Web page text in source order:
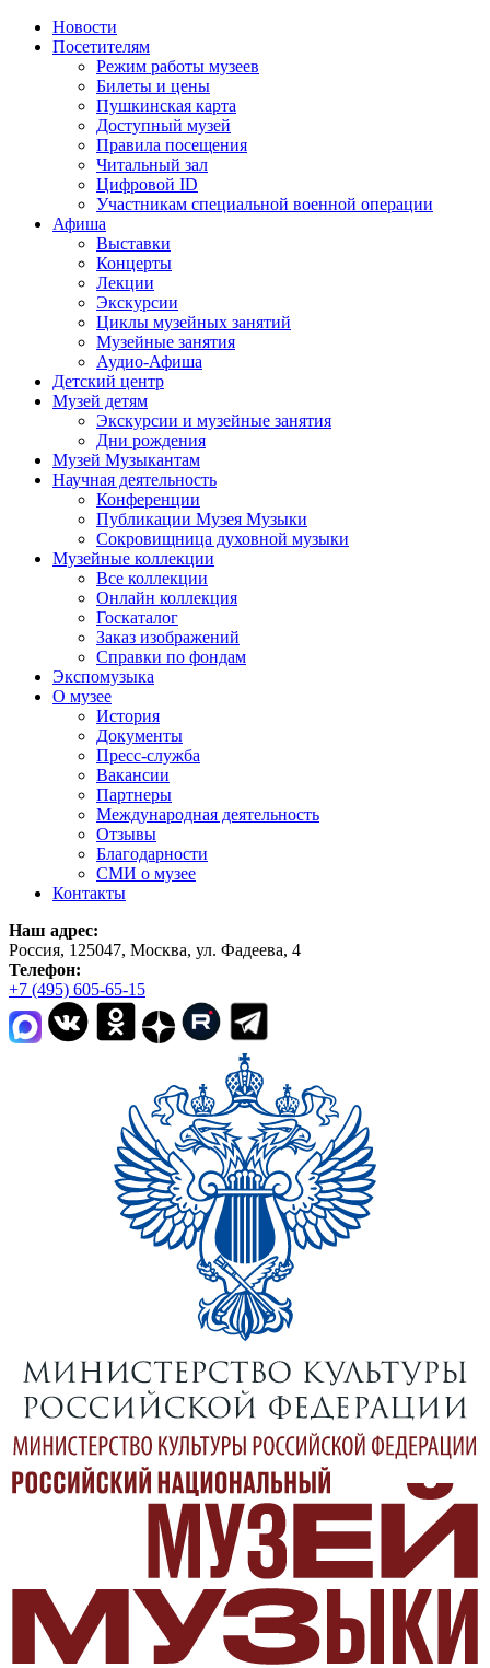
Новости
Посетителям
Режим работы музеев
Билеты и цены
Пушкинская карта
Доступный музей
Правила посещения
Читальный зал
Цифровой ID
Участникам специальной военной операции
Афиша
Выставки
Концерты
Лекции
Экскурсии
Циклы музейных занятий
Музейные занятия
Аудио-Афиша
Детский центр
Музей детям
Экскурсии и музейные занятия
Дни рождения
Музей Музыкантам
Научная деятельность
Конференции
Публикации Музея Музыки
Сокровищница духовной музыки
Музейные коллекции
Все коллекции
Онлайн коллекция
Госкаталог
Заказ изображений
Справки по фондам
Экспомузыка
О музее
История
Документы
Пресс-служба
Вакансии
Партнеры
Международная деятельность
Отзывы
Благодарности
СМИ о музее
Контакты
Наш адрес:
Россия, 125047, Москва, ул. Фадеева, 4
Телефон:
+7 (495) 605-65-15